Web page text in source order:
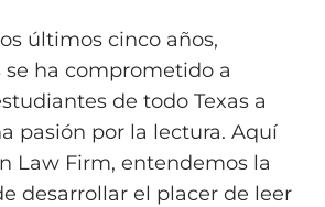
últimos cinco años,
se ha comprometido a
de todo Texas a
pasión por la lectura. Aquí
Law Firm, entendemos la
desarrollar el placer de leer